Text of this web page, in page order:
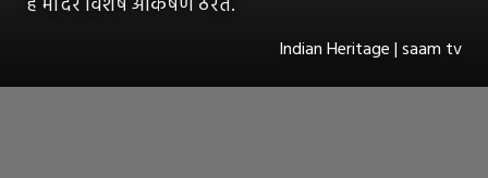
Indian Heritage | saam tv